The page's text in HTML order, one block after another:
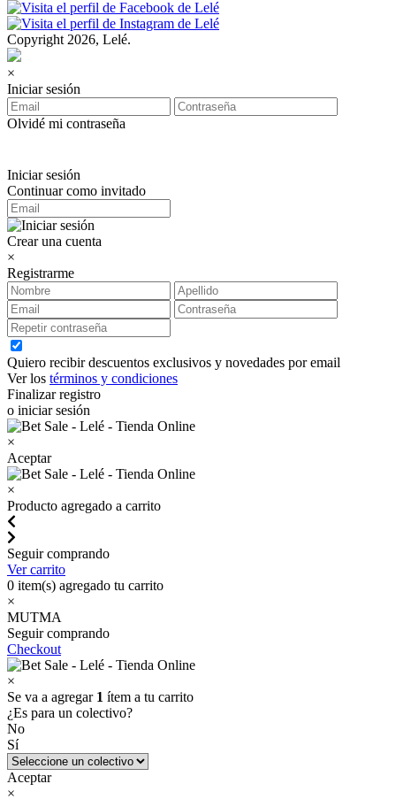
Copyright 2026, Lelé.
×
Iniciar sesión
Olvidé mi contraseña
Iniciar sesión
Continuar como invitado
Crear una cuenta
×
Registrarme
Quiero recibir descuentos exclusivos y novedades por email
Ver los términos y condiciones
Finalizar registro
o iniciar sesión
×
Aceptar
×
Producto agregado a carrito
Seguir comprando
Ver carrito
0 item(s) agregado tu carrito
×
MUTMA
Seguir comprando
Checkout
×
Se va a agregar 1 ítem a tu carrito
¿Es para un colectivo?
No
Sí
Aceptar
×